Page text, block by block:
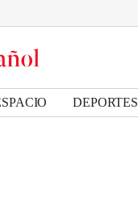
DEPORTES